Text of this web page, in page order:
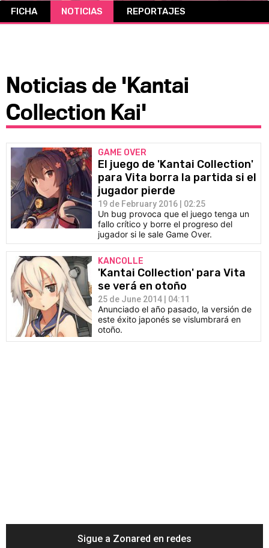
CÓMICS
FICHA NOTICIAS REPORTAJES
Noticias de 'Kantai
Collection Kai'
GAME OVER
El juego de 'Kantai Collection'
para Vita borra la partida si el
jugador pierde
19 de February 2016 | 02:25
Un bug provoca que el juego tenga un
fallo crítico y borre el progreso del
jugador si le sale Game Over.
KANCOLLE
'Kantai Collection' para Vita
se verá en otoño
25 de June 2014 | 04:11
Anunciado el año pasado, la versión de
este éxito japonés se vislumbrará en
otoño.
Sigue a Zonared en redes